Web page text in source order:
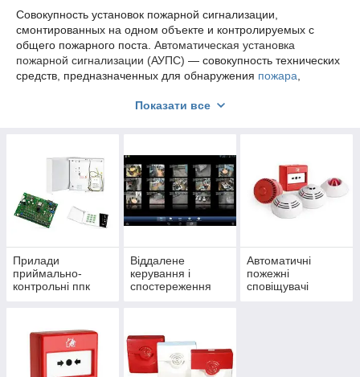
Совокупность установок пожарной сигнализации,
смонтированных на одном объекте и контролируемых с
общего пожарного поста. Автоматическая установка
пожарной сигнализации (АУПС) — совокупность технических
средств, предназначенных для обнаружения пожара
специальной информации и (или) выдачи команд на
оборудования, а также других устройств противопожарной
Показати все
Прилади
приймально-
контрольні ппк
Віддалене
керування і
спостереження
Автоматичні
пожежні
сповіщувачі